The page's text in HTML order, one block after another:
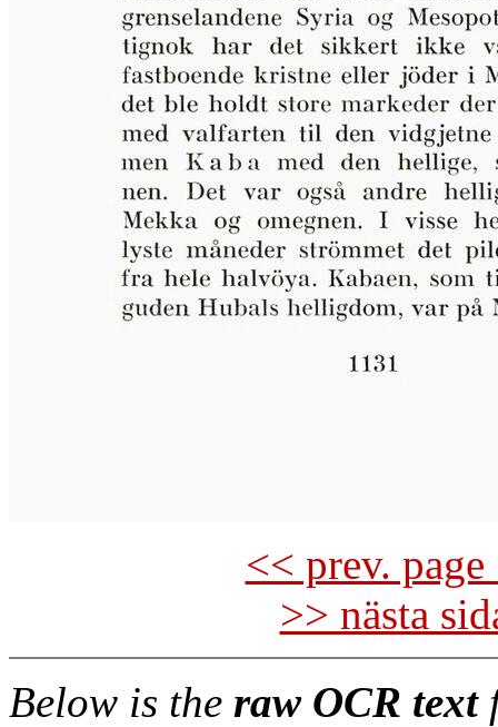
<< prev.
>> nästa
Below is the raw OCR text